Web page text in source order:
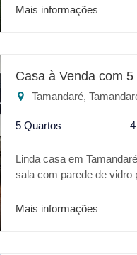
com excelente terreno
Mais informações
Casa à Venda com 5
Tamandaré,
5 Quartos
Linda casa em
sala com parede de vidro
Mais informações